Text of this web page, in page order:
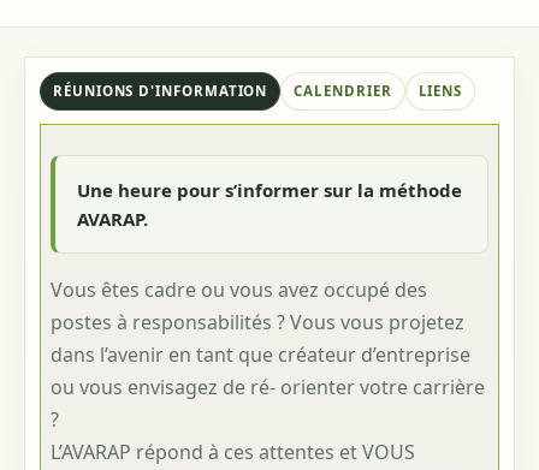
RÉUNIONS D'INFORMATION CALENDRIER LIENS
Une heure pour s’informer sur la méthode
AVARAP.
Vous êtes cadre ou vous avez occupé des
postes à responsabilités ? Vous vous projetez
dans l’avenir en tant que créateur d’entreprise
ou vous envisagez de ré- orienter votre carrière
?
L’AVARAP répond à ces attentes et VOUS